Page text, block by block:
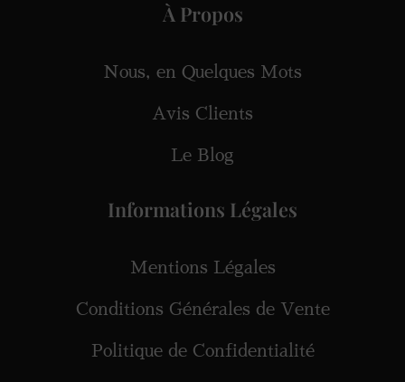
À Propos
Nous, en Quelques Mots
Avis Clients
Le Blog
Informations Légales
Mentions Légales
Conditions Générales de Vente
Politique de Confidentialité